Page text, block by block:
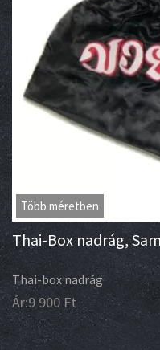
Több méretben
Thai-Box nadrág,
Thai-box nadrág
Ár:9 900Ft